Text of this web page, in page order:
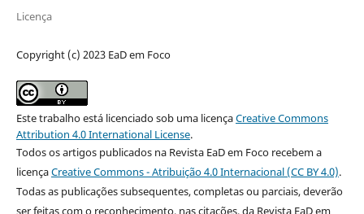
Licença
Copyright (c) 2023 EaD em Foco
Este trabalho está licenciado sob uma licençaCreative Commons
Attribution 4.0 International License.
Todos os artigos publicados na Revista EaD em Foco recebem a
licençaCreative Commons - Atribuição 4.0 Internacional (CC BY 4.0).
Todas as publicações subsequentes, completas ou parciais, deverão
ser feitas com o reconhecimento, nas citações, da Revista EaD em